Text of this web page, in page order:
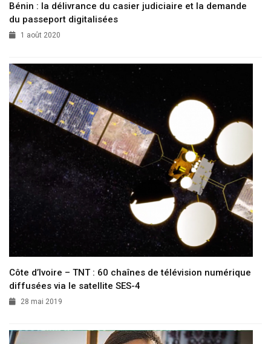
Bénin : la délivrance du casier judiciaire et la demande
du passeport digitalisées
1 août 2020
Côte d’Ivoire – TNT : 60 chaînes de télévision numérique
diffusées via le satellite SES-4
28 mai 2019